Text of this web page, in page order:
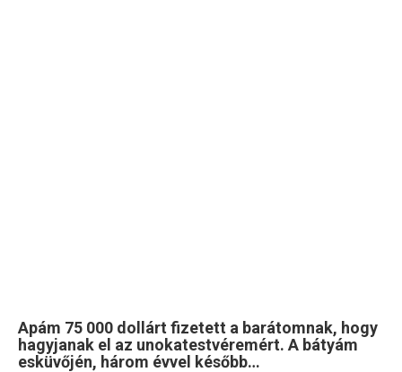
Apám 75 000 dollárt fizetett a barátomnak, hogy
hagyjanak el az unokatestvéremért. A bátyám
esküvőjén, három évvel később…